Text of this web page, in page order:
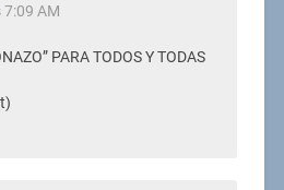
AM
PARA TODOS Y TODAS